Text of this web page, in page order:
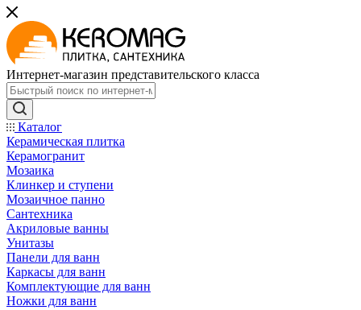
Интернет-магазин представительского класса
Каталог
Керамическая плитка
Керамогранит
Мозаика
Клинкер и ступени
Мозаичное панно
Сантехника
Акриловые ванны
Унитазы
Панели для ванн
Каркасы для ванн
Комплектующие для ванн
Ножки для ванн